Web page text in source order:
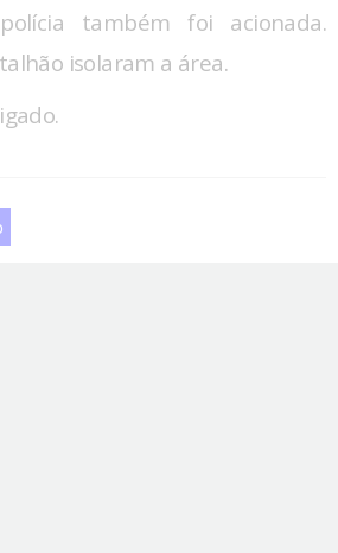
também foi acionada.
isolaram a área.